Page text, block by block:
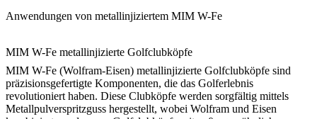
Anwendungen von metallinjiziertem MIM W-Fe
MIM W-Fe metallinjizierte Golfclubköpfe
MIM W-Fe (Wolfram-Eisen) metallinjizierte Golfclubköpfe sind
präzisionsgefertigte Komponenten, die das Golferlebnis
revolutioniert haben. Diese Clubköpfe werden sorgfältig mittels
Metallpulverspritzguss hergestellt, wobei Wolfram und Eisen